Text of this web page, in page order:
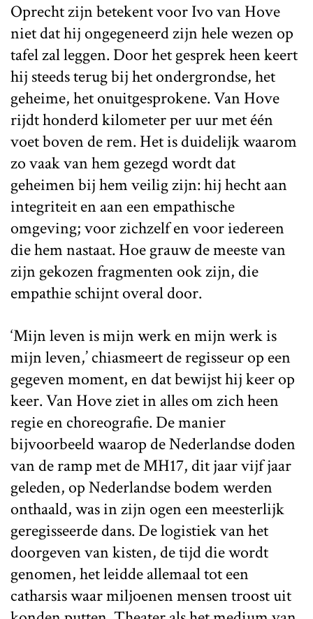
Oprecht zijn betekent voor Ivo van Hove
niet dat hij ongegeneerd zijn hele wezen op
tafel zal leggen. Door het gesprek heen keert
hij steeds terug bij het ondergrondse, het
geheime, het onuitgesprokene. Van Hove
rijdt honderd kilometer per uur met één
voet boven de rem. Het is duidelijk waarom
zo vaak van hem gezegd wordt dat
geheimen bij hem veilig zijn: hij hecht aan
integriteit en aan een empathische
omgeving; voor zichzelf en voor iedereen
die hem nastaat. Hoe grauw de meeste van
zijn gekozen fragmenten ook zijn, die
empathie schijnt overal door.
‘Mijn leven is mijn werk en mijn werk is
mijn leven,’ chiasmeert de regisseur op een
gegeven moment, en dat bewijst hij keer op
keer. Van Hove ziet in alles om zich heen
regie en choreografie. De manier
bijvoorbeeld waarop de Nederlandse doden
van de ramp met de MH17, dit jaar vijf jaar
geleden, op Nederlandse bodem werden
onthaald, was in zijn ogen een meesterlijk
geregisseerde dans. De logistiek van het
doorgeven van kisten, de tijd die wordt
genomen, het leidde allemaal tot een
catharsis waar miljoenen mensen troost uit